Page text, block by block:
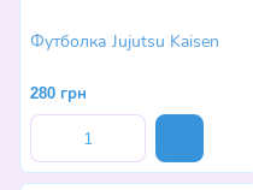
Футболка Jujutsu Kaisen
280 грн